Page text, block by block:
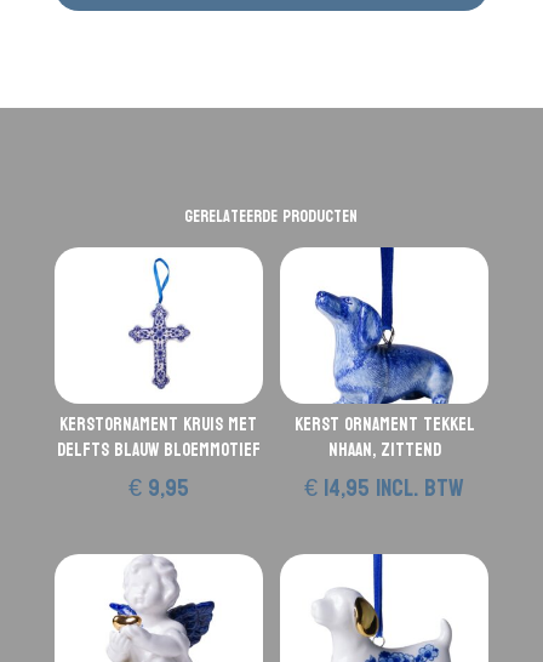
Gerelateerde producten
Kerstornament Kruis met
Delfts Blauw bloemmotief
€9,95
Kerst ornament Tekkel
Nhaan, zittend
€14,95incl. btw